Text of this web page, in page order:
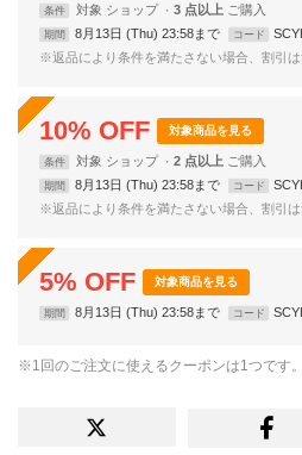
条件 対象 ショップ 3 点以上
期間 8月13日 (Thu) 23:58まで コード
※返品により条件を満たさない場合、割引
10% OFF 対象商品を見る
条件 対象 ショップ 2 点以上
期間 8月13日 (Thu) 23:58まで コード
※返品により条件を満たさない場合、割引
5% OFF 対象商品を見る
期間 8月13日 (Thu) 23:58まで コード
※1回のご注文に使えるクーポンは1つです